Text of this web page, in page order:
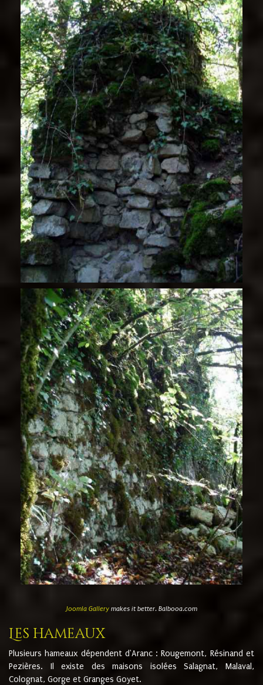
Joomla Gallerymakes it better. Balbooa.com
Les hameaux
Plusieurs hameaux dépendent d'Aranc : Rougemont, Résinand et
Pezières. Il existe des maisons isolées Salagnat, Malaval,
Colognat, Gorge et Granges Goyet.